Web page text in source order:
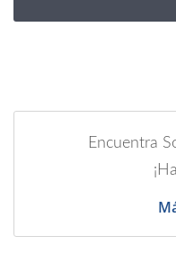
Encuentra